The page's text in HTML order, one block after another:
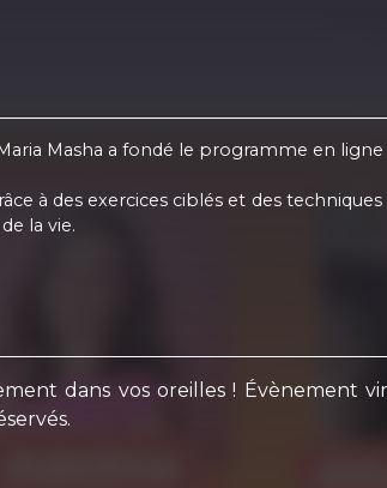
Masha a fondé le programme en ligne
à des exercices ciblés et des
la vie.
dans vos oreilles ! Évènement